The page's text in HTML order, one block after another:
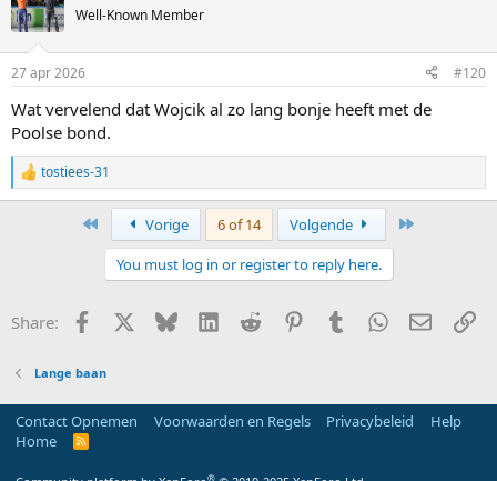
t
i
s
Well-Known Member
27 apr 2026 #120
Wat vervelend dat Wojcik al zo lang bonje heeft met de
Poolse bond.
R
e
s
tostiees-31
Vorige 6 of 14 Volgende
You must log in or register to reply here.
Share: Facebook Bluesky LinkedInReddit PinterestTumblrWhatsApp
E-mail
Lange baan
Contact Opnemen Voorwaarden en Regels Privacybeleid
Help
Home
R
®